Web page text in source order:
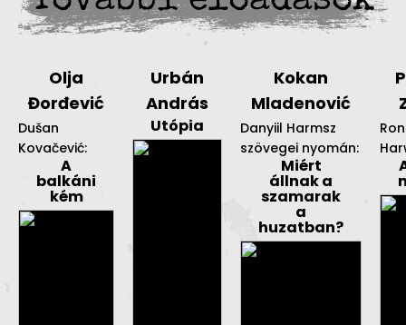
Olja
Đorđević
Dušan
Kovačević:
A
balkáni
kém
Urbán
András
Utópia
Kokan
Mladenović
Danyiil Harmsz
szövegei nyomán:
Miért
állnak a
szamarak
a
huzatban?